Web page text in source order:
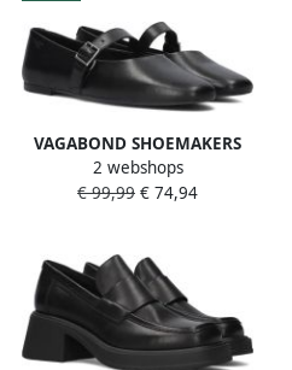
VAGABOND SHOEMAKERS
Ballerina Dames Jolin 5608
Maat: 40 Materiaal: Leer
2 webshops
€ 99,99 € 74,94